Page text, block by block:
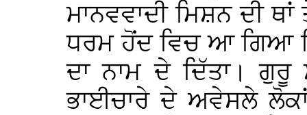
ਮਾਨਵਵਾਦੀ ਮਿਸ਼ਨ ਦੀ
ਧਰਮ ਹੋਂਦ ਵਿਚ ਆ ਗਿਆ
ਦਾ ਨਾਮ ਦੇ ਦਿੱਤਾ। ਗੁਰੂ
ਭਾਈਚਾਰੇ ਦੇ ਅਵੇਸਲੇ